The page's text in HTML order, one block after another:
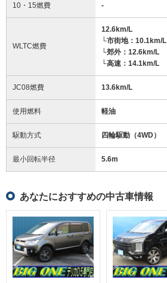
10・15燃費 -
WLTC燃費
12.6km/L
└市街地：10.1km/L
└郊外：12.6km/L
└高速：14.1km/L
JC08燃費 13.6km/L
使用燃料 軽油
駆動方式 四輪駆動（4WD）
最小回転半径 5.6m
あなたにおすすめの中古車情報